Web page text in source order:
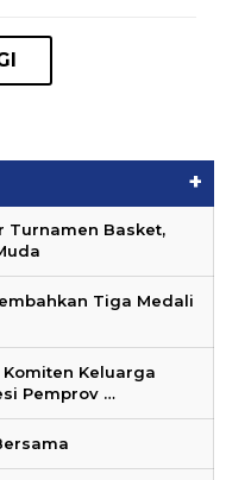
+
Turnamen Basket,
Tiga Medali
Keluarga
Pemprov …